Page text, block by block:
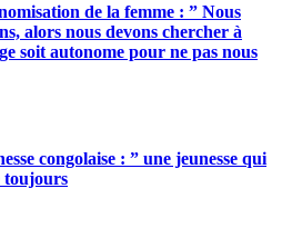
de la femme : ” Nous
alors nous devons chercher à
soit autonome pour ne pas nous
congolaise : ” une jeunesse qui
toujours